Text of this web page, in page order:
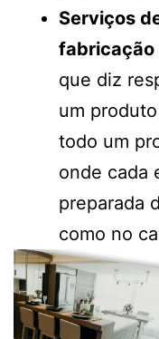
Serviços
fabricação
que diz
um
todo um
onde cada
preparada
como no